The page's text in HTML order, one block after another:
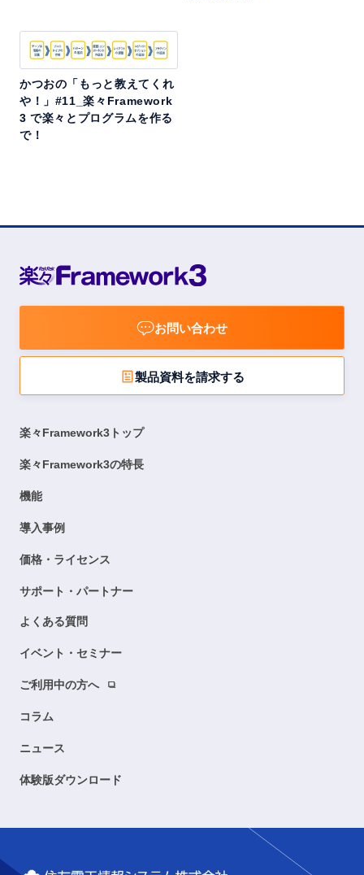
かつおの「もっと教えてくれ
や！」#11_楽々Framework
3 で楽々とプログラムを作る
で！
お問い合わせ
製品資料を請求する
楽々Framework3トップ
楽々Framework3の特長
機能
導入事例
価格・ライセンス
サポート・パートナー
よくある質問
イベント・セミナー
ご利用中の方へ
コラム
ニュース
体験版ダウンロード